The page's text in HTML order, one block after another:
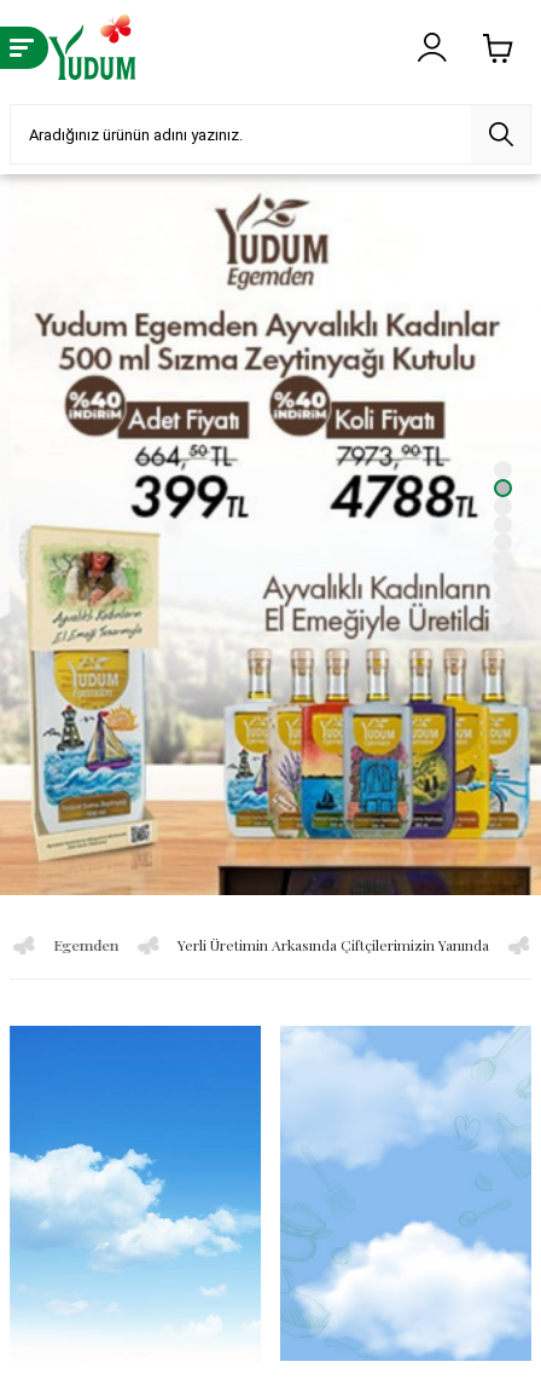
Yerli Üretimin Arkasında Çiftçilerimizin Yanında Sırma